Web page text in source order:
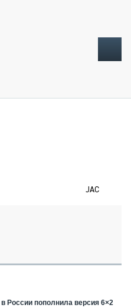
JAC
России пополнила версия 6×2